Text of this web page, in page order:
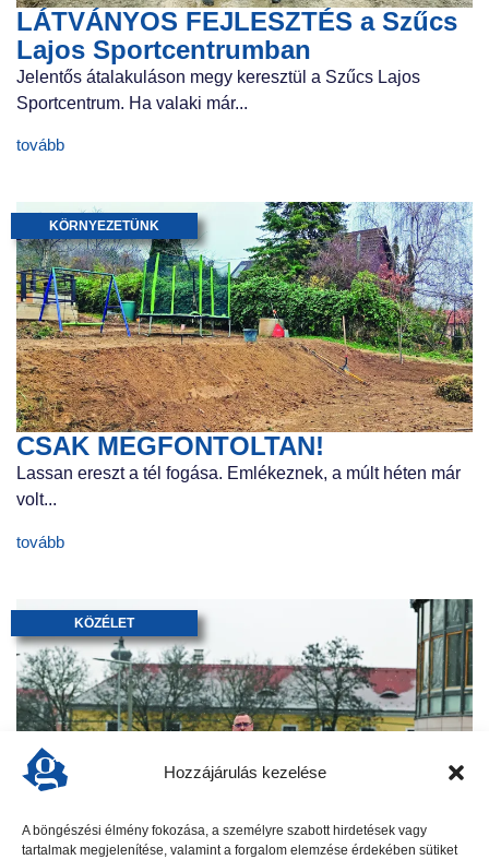
Hozzájárulás kezelése
A böngészési élmény fokozása, a személyre szabott hirdetések vagy
tartalmak megjelenítése, valamint a forgalom elemzése érdekében sütiket
LÁTVÁNYOS FEJLESZTÉS a Szűcs
Lajos Sportcentrumban
Jelentős átalakuláson megy keresztül a Szűcs Lajos
Sportcentrum. Ha valaki már...
tovább
KÖRNYEZETÜNK
CSAK MEGFONTOLTAN!
Lassan ereszt a tél fogása. Emlékeznek, a múlt héten már
volt...
tovább
KÖZÉLET
SIKEREK a szűkülő pályázati térben